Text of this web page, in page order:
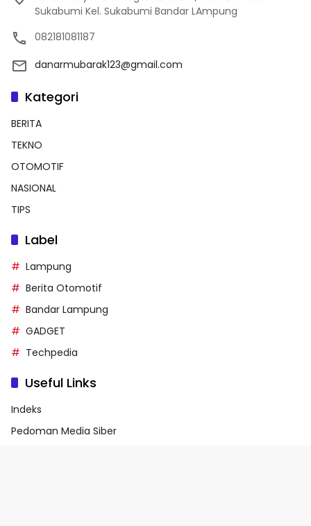
Sukabumi Kel. Sukabumi Bandar LAmpung
082181081187
danarmubarak123@gmail.com
Kategori
BERITA
TEKNO
OTOMOTIF
NASIONAL
TIPS
Label
Lampung
Berita Otomotif
Bandar Lampung
GADGET
Techpedia
Useful Links
Indeks
Pedoman Media Siber